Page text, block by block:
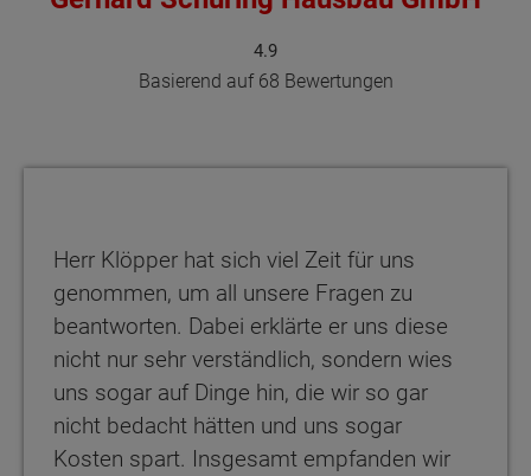
4.9
Basierend auf 68 Bewertungen
Herr Klöpper hat sich viel Zeit für uns
genommen, um all unsere Fragen zu
beantworten. Dabei erklärte er uns diese
nicht nur sehr verständlich, sondern wies
uns sogar auf Dinge hin, die wir so gar
nicht bedacht hätten und uns sogar
Kosten spart. Insgesamt empfanden wir